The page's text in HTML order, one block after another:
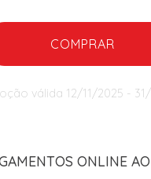
COMPRAR
válida 12/11/2025 -
ONLINE